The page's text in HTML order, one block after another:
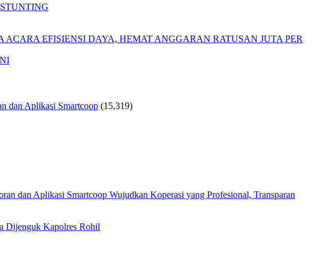
EFISIENSI DAYA, HEMAT ANGGARAN RATUSAN JUTA PER
dan Aplikasi Smartcoop (15,319)
Wujudkan Koperasi yang Profesional, Transparan
Dijenguk Kapolres Rohil